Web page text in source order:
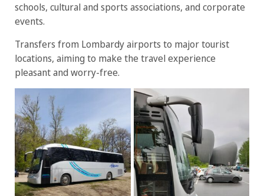
schools, cultural and sports associations, and corporate
events.
Transfers from Lombardy airports to major tourist
locations, aiming to make the travel experience
pleasant and worry-free.